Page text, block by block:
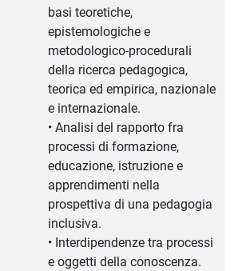
basi teoretiche,
epistemologiche e
metodologico-procedurali
della ricerca pedagogica,
teorica ed empirica, nazionale
e internazionale.
• Analisi del rapporto fra
processi di formazione,
educazione, istruzione e
apprendimenti nella
prospettiva di una pedagogia
inclusiva.
• Interdipendenze tra processi
e oggetti della conoscenza.